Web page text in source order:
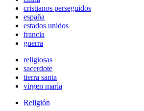
cristianos perseguidos
españa
estados unidos
francia
guerra
religiosas
sacerdote
tierra santa
virgen maria
Religión